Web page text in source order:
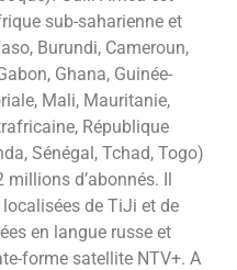
sub-saharienne et
Burundi, Cameroun,
Ghana, Guinée-
Mali, Mauritanie,
République
Sénégal, Tchad, Togo)
d’abonnés. Il
de TiJi et de
en langue russe et
forme satellite NTV+. A